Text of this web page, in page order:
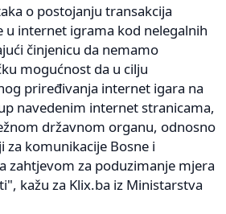
o postojanju transakcija
u internet igrama kod nelegalnih
činjenicu da nemamo
mogućnost da u cilju
priređivanja internet igara na
navedenim internet stranicama,
državnom organu, odnosno
za komunikacije Bosne i
zahtjevom za poduzimanje mjera
kažu za Klix.ba iz Ministarstva